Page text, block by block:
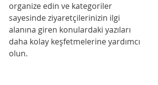
organize edin ve kategoriler
sayesinde ziyaretçilerinizin ilgi
alanına giren konulardaki yazıları
daha kolay keşfetmelerine yardımcı
olun.